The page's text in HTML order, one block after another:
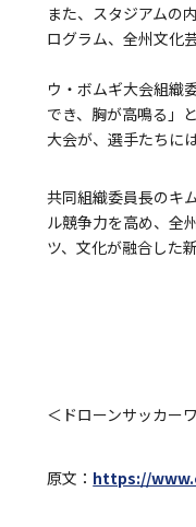
また、スタジアムの
ログラム、全州文化
ウ・ボムギ大会組織
でき、胸が高鳴る」
大会が、選手たちに
共同組織委員長のキ
ル競争力を高め、全
ツ、文化が融合した
＜ドローンサッカー
原文： https://